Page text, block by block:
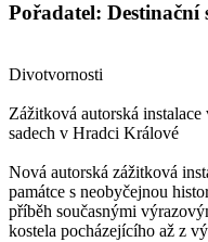
Pořadatel: Destinační
Divotvornosti
Zážitková autorská
sadech v Hradci Králové
Nová autorská zážitková
památce s neobyčejnou
příběh současnými
kostela pocházejícího až z